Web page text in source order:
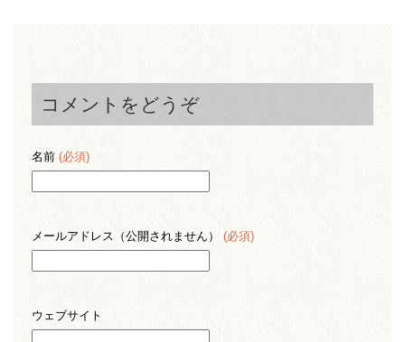
コメントをどうぞ
名前 (必須)
メールアドレス（公開されません） (必須)
ウェブサイト